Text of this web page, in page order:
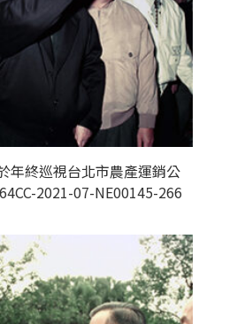
年終巡視台北市農產運銷公
2021-07-NE00145-266